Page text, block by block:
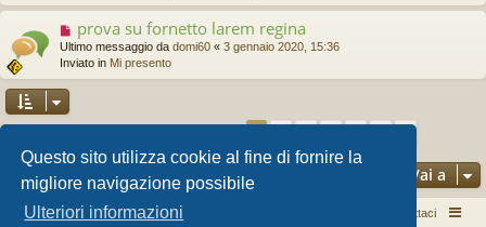
Questo sito utilizza cookie al fine di fornire la
migliore navigazione possibile
Ulteriori informazioni
o
s
a
g
g
m
e
s
s
o
N
u
o
e
s
g
i
prova su fornetto larem regina
Ultimo messaggio da domi60 « 3 gennaio 2020, 15:36
Inviato in Mi presento
Vai a
Pizza per passione enon solo... Contattaci